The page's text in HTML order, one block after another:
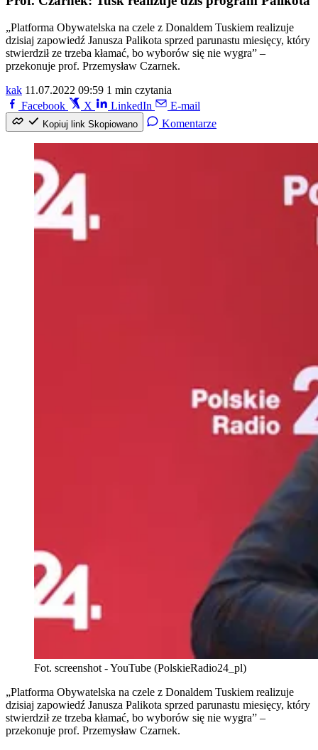
„Platforma Obywatelska na czele z Donaldem Tuskiem realizuje
dzisiaj zapowiedź Janusza Palikota sprzed parunastu miesięcy, który
stwierdził ze trzeba kłamać, bo wyborów się nie wygra” –
przekonuje prof. Przemysław Czarnek.
kak 11.07.2022 09:59 1 min czytania
Facebook
X LinkedIn E-mail
Kopiuj link Skopiowano Komentarze
Fot. screenshot - YouTube (PolskieRadio24_pl)
„Platforma Obywatelska na czele z Donaldem Tuskiem realizuje
dzisiaj zapowiedź Janusza Palikota sprzed parunastu miesięcy, który
stwierdził ze trzeba kłamać, bo wyborów się nie wygra” –
przekonuje prof. Przemysław Czarnek.